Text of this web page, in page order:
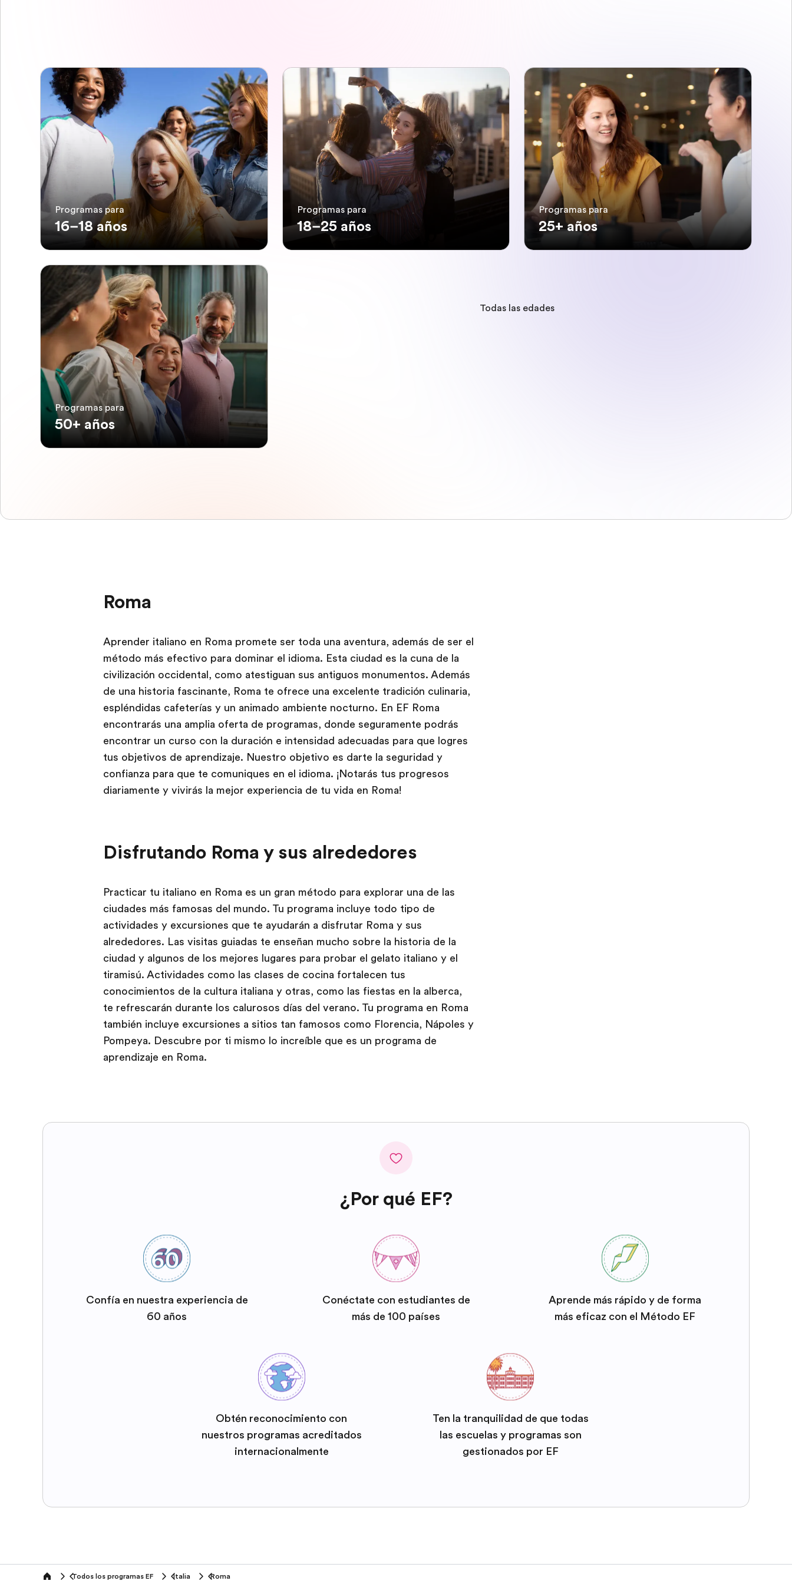
Programas para
16–18 años
Programas para
18–25 años
Programas para
25+ años
Programas para
50+ años
Todas las edades
Roma
Aprender italiano en Roma promete ser toda una aventura, además de ser el
método más efectivo para dominar el idioma. Esta ciudad es la cuna de la
civilización occidental, como atestiguan sus antiguos monumentos. Además
de una historia fascinante, Roma te ofrece una excelente tradición culinaria,
espléndidas cafeterías y un animado ambiente nocturno. En EF Roma
encontrarás una amplia oferta de programas, donde seguramente podrás
encontrar un curso con la duración e intensidad adecuadas para que logres
tus objetivos de aprendizaje. Nuestro objetivo es darte la seguridad y
confianza para que te comuniques en el idioma. ¡Notarás tus progresos
diariamente y vivirás la mejor experiencia de tu vida en Roma!
Disfrutando Roma y sus alrededores
Practicar tu italiano en Roma es un gran método para explorar una de las
ciudades más famosas del mundo. Tu programa incluye todo tipo de
actividades y excursiones que te ayudarán a disfrutar Roma y sus
alrededores. Las visitas guiadas te enseñan mucho sobre la historia de la
ciudad y algunos de los mejores lugares para probar el gelato italiano y el
tiramisú. Actividades como las clases de cocina fortalecen tus
conocimientos de la cultura italiana y otras, como las fiestas en la alberca,
te refrescarán durante los calurosos días del verano. Tu programa en Roma
también incluye excursiones a sitios tan famosos como Florencia, Nápoles y
Pompeya. Descubre por ti mismo lo increíble que es un programa de
aprendizaje en Roma.
¿Por qué EF?
Confía en nuestra experiencia de
60 años
Conéctate con estudiantes de
más de 100 países
Aprende más rápido y de forma
más eficaz con el Método EF
Obtén reconocimiento con
nuestros programas acreditados
internacionalmente
Ten la tranquilidad de que todas
las escuelas y programas son
gestionados por EF
home Todos los programas EF Italia Roma